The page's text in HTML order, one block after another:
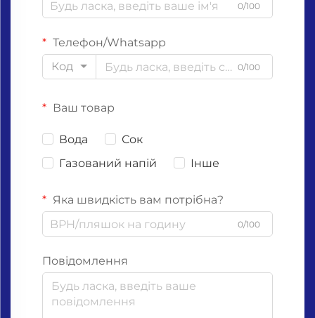
0/100
Телефон/Whatsapp
Код
0/100
Ваш товар
Вода
Сок
Газований напій
Інше
Яка швидкість вам потрібна?
0/100
Повідомлення